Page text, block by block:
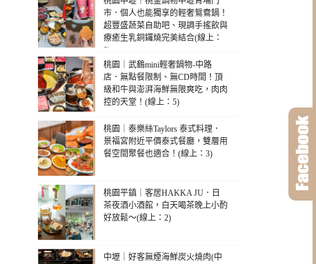
市．個人也能獨享的輕奢鴛鴦鍋！
超豐盛蔬菜自助吧、現調手搖飲與
療癒生乳銅鑼燒完美結合(線上：
8)
桃園｜武鶴mini輕奢鍋物-中路
店．無點餐限制、無CD時間！頂
級和牛與澎湃海鮮無限爽吃，肉肉
控的天堂！(線上：5)
桃園｜泰樂絲Taylors 泰式料理．
景福宮附近平價泰式餐廳，雙層用
餐空間聚餐也適合！(線上：3)
桃園平鎮｜客居HAKKA JU．日
茶夜酒小酒館，白天喝茶晚上小酌
好放鬆～(線上：2)
中壢｜好客無煙海鮮炭火燒肉(中